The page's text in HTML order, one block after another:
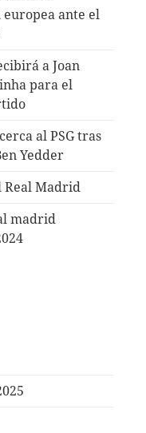
ante el
a Joan
para el
al PSG tras
Yedder
Real Madrid
madrid